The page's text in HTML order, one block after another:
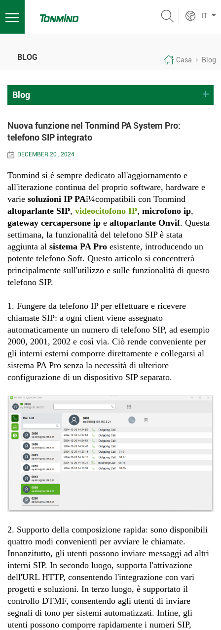
IT
BLOG Casa Blog
Blog
Nuova funzione nel Tonmind PA System Pro:
telefono SIP integrato
DECEMBER 20 , 2024
Tonmind si è sempre dedicato all'aggiornamento e
all'iterazione continua del proprio software, hardware e
varie soluzioni IP PAï¼compatibili con Tonmind
altoparlante SIP, videocitofono IP, microfono ip,
gateway cercapersone ip e altoparlante Onvif. Questa
settimana, la funzionalità del telefono SIP è stata
aggiunta al sistema PA Pro esistente, introducendo un
potente telefono Soft. Questo articolo si concentrerà
principalmente sull'utilizzo e sulle funzionalità di questo
telefono SIP.
1. Fungere da telefono IP per effettuare e ricevere
chiamate SIP: a ogni client viene assegnato
automaticamente un numero di telefono SIP, ad esempio
2000, 2001, 2002 e così via. Ciò rende conveniente per
gli interni esterni comporre direttamente e collegarsi al
sistema PA Pro senza la necessità di ulteriore
configurazione di un dispositivo SIP separato.
2. Supporto della composizione rapida: sono disponibili
quattro modi convenienti per avviare le chiamate.
Innanzitutto, gli utenti possono inviare messaggi ad altri
interni SIP. In secondo luogo, supporta l'attivazione
dell'URL HTTP, consentendo l'integrazione con vari
progetti e soluzioni. In terzo luogo, è supportato il
controllo DTMF, consentendo agli utenti di inviare
segnali di tono per sistemi automatizzati. Infine, gli
utenti possono comporre rapidamente i numeri SIP,